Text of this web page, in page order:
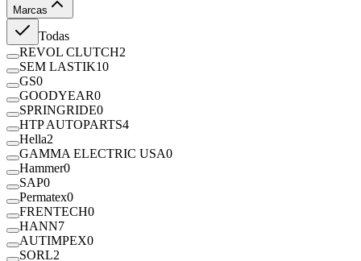
Marcas
Todas
REVOL CLUTCH2
SEM LASTIK10
GS0
GOODYEAR0
SPRINGRIDE0
HTP AUTOPARTS4
Hella2
GAMMA ELECTRIC USA0
Hammer0
SAP0
Permatex0
FRENTECH0
HANN7
AUTIMPEX0
SORL2